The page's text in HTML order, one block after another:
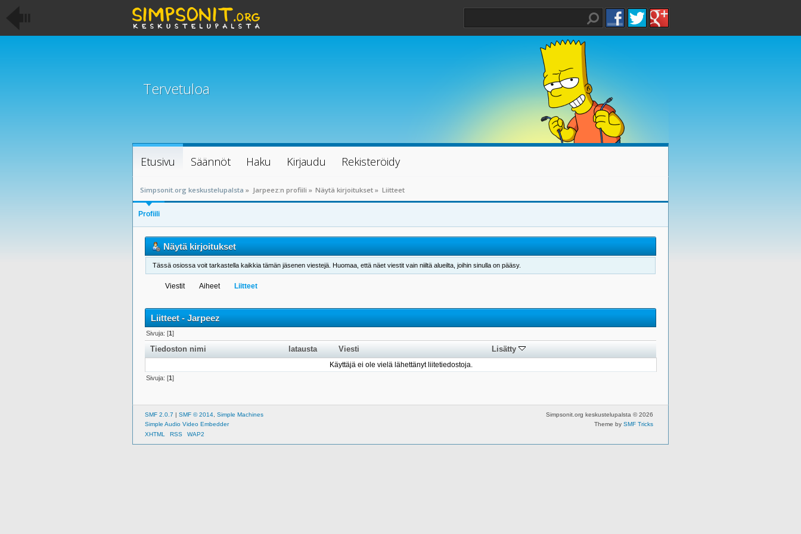
Tervetuloa
Etusivu Säännöt Haku Kirjaudu Rekisteröidy
Simpsonit.org keskustelupalsta » Jarpeez:n profiili » Näytä kirjoitukset » Liitteet
Profiili
Näytä kirjoitukset
Tässä osiossa voit tarkastella kaikkia tämän jäsenen viestejä. Huomaa, että näet viestit vain niiltä alueilta, joihin sinulla on pääsy.
Viestit Aiheet Liitteet
Liitteet - Jarpeez
Sivuja: [1]
Tiedoston nimi latausta Viesti Lisätty
Käyttäjä ei ole vielä lähettänyt liitetiedostoja.
Sivuja: [1]
Simpsonit.org keskustelupalsta © 2026
Theme by SMF Tricks
SMF 2.0.7 | SMF © 2014 Simple Machines
Simple Audio Video Embedder
XHTML
RSS WAP2